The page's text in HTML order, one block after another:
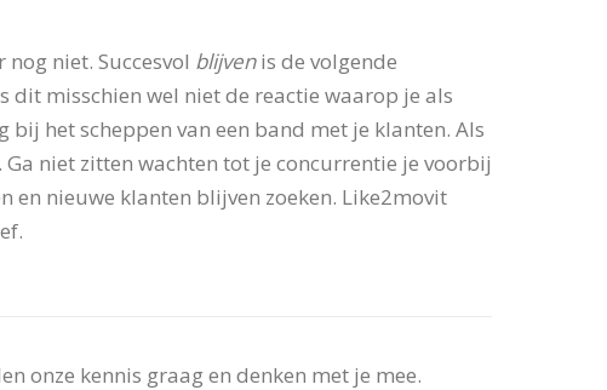
niet. Succesvol blijvenis de volgende
dit misschien wel niet de reactie waarop je als
het scheppen van een band met je klanten. Als
niet zitten wachten tot je concurrentie je voorbij
en nieuwe klanten blijven zoeken. Like2movit
onze kennis graag en denken met je mee.